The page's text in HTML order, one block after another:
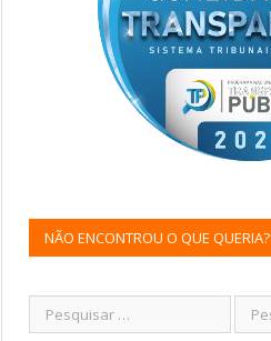
NÃO ENCONTROU O QUE QUERIA?